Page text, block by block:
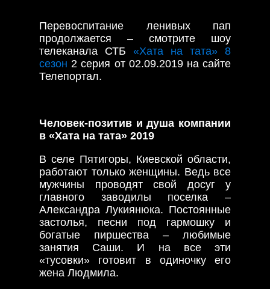
Перевоспитание ленивых пап
продолжается – смотрите шоу
телеканала СТБ «Хата на тата» 8
сезон 2 серия от 02.09.2019 на сайте
Телепортал.
Человек-позитив и душа компании
в «Хата на тата» 2019
В селе Пятигоры, Киевской области,
работают только женщины. Ведь все
мужчины проводят свой досуг у
главного заводилы поселка –
Александра Лукиянюка. Постоянные
застолья, песни под гармошку и
богатые пиршества – любимые
занятия Саши. И на все эти
«тусовки» готовит в одиночку его
жена Людмила.